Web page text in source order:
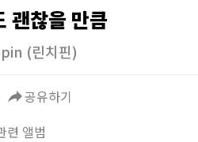
괜찮을 만큼
(린치핀)
reply공유하기
련 앨범